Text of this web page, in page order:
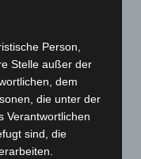
Person,
Stelle außer der
dem
die unter der
Verantwortlichen
sind, die